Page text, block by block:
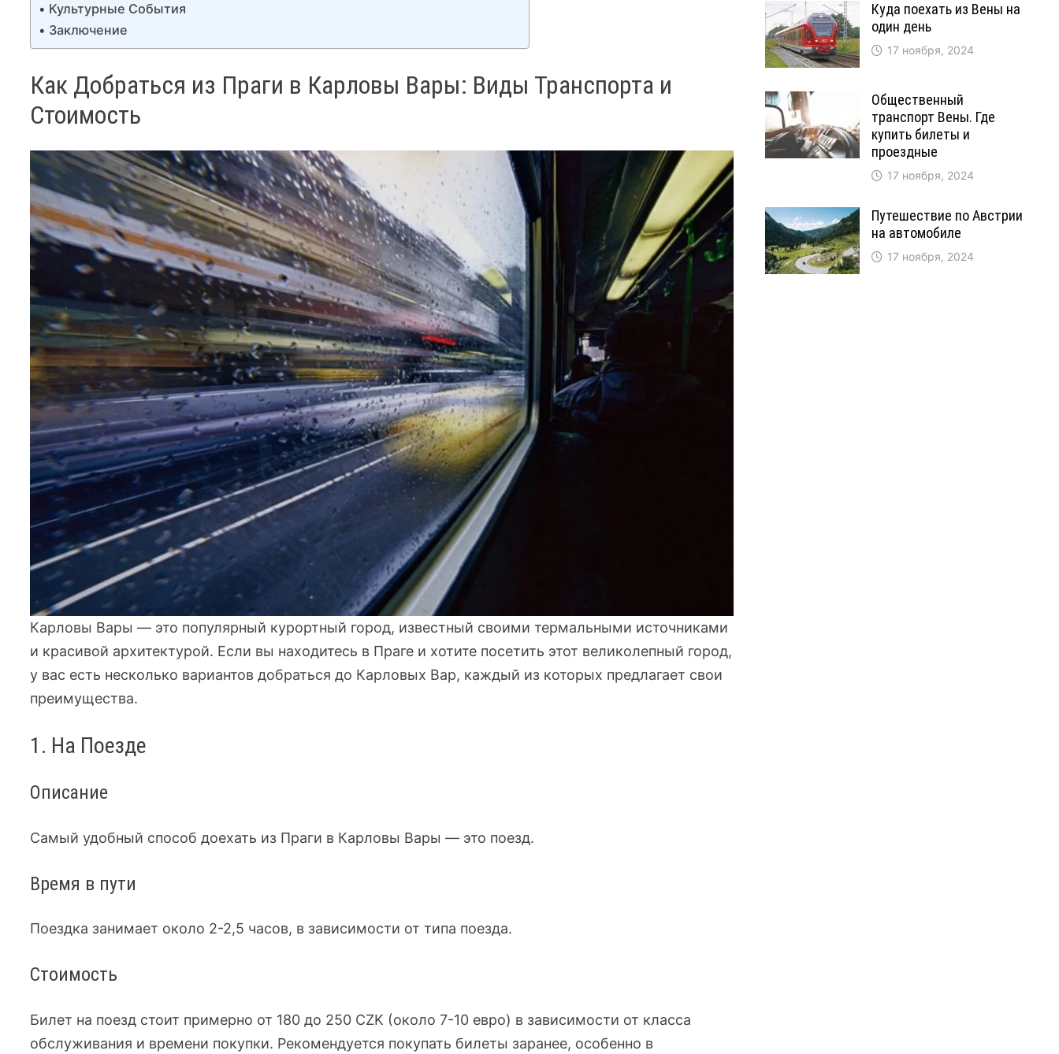
Культурные События
Заключение
Как Добраться из Праги в Карловы Вары: Виды Транспорта и
Стоимость
Карловы Вары — это популярный курортный город, известный своими термальными источниками
и красивой архитектурой. Если вы находитесь в Праге и хотите посетить этот великолепный город,
у вас есть несколько вариантов добраться до Карловых Вар, каждый из которых предлагает свои
преимущества.
1. На Поезде
Описание
Самый удобный способ доехать из Праги в Карловы Вары — это поезд.
Время в пути
Поездка занимает около 2-2,5 часов, в зависимости от типа поезда.
Стоимость
Билет на поезд стоит примерно от 180 до 250 CZK (около 7-10 евро) в зависимости от класса
обслуживания и времени покупки. Рекомендуется покупать билеты заранее, особенно в
Куда поехать из Вены на
один день
17 ноября, 2024
Общественный
транспорт Вены. Где
купить билеты и
проездные
17 ноября, 2024
Путешествие по Австрии
на автомобиле
17 ноября, 2024